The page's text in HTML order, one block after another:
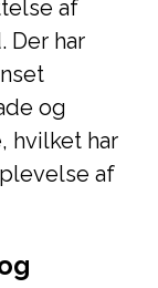
af
Der har
og
hvilket har
af